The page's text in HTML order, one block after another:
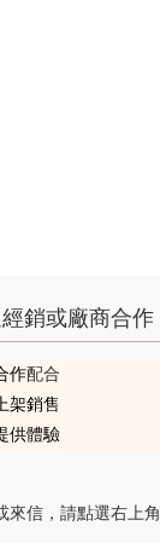
銷或廠商合作
作配合
架銷售
供體驗
來信 ，請點選右上角